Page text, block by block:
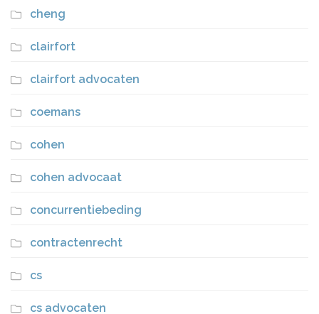
cheng
clairfort
clairfort advocaten
coemans
cohen
cohen advocaat
concurrentiebeding
contractenrecht
cs
cs advocaten